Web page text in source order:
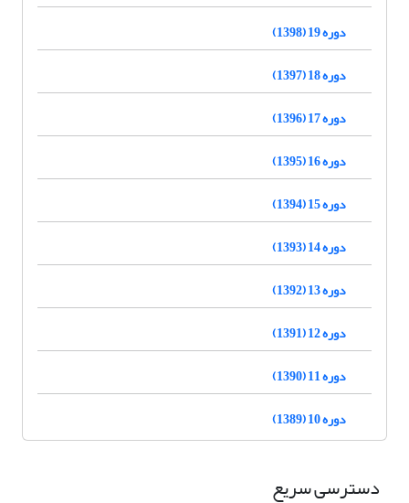
دوره 19 (1398)
دوره 18 (1397)
دوره 17 (1396)
دوره 16 (1395)
دوره 15 (1394)
دوره 14 (1393)
دوره 13 (1392)
دوره 12 (1391)
دوره 11 (1390)
دوره 10 (1389)
دسترسی سریع